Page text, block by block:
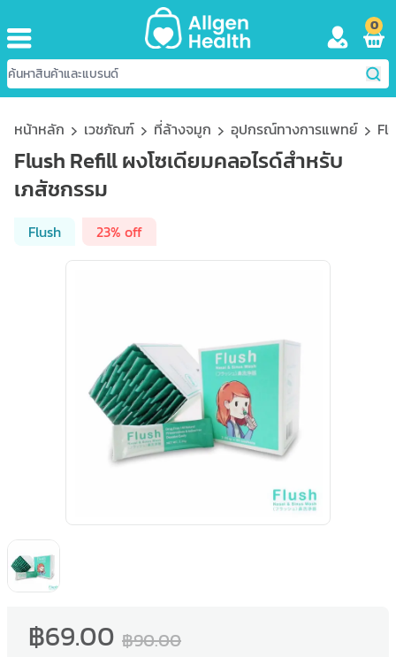
0
หน้าหลัก เวชภัณฑ์ ที่ล้างจมูก อุปกรณ์ทางการแพทย์
Flush Refill ผงโซเดียมคลอไรด์สำหรับ
เภสัชกรรม
Flush 23% off
฿69.00 ฿90.00